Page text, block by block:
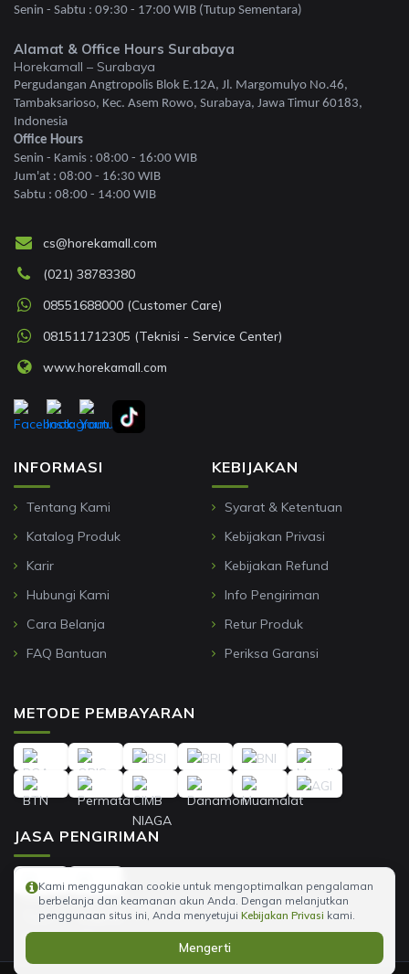
Senin - Sabtu : 09:30 - 17:00 WIB (Tutup Sementara)
Alamat & Office Hours Surabaya
Horekamall – Surabaya
Pergudangan Angtropolis Blok E.12A, Jl. Margomulyo No.46,
Tambaksarioso, Kec. Asem Rowo, Surabaya, Jawa Timur 60183,
Indonesia
Office Hours
Senin - Kamis : 08:00 - 16:00 WIB
Jum'at : 08:00 - 16:30 WIB
Sabtu : 08:00 - 14:00 WIB
INFORMASI
Tentang Kami
Katalog Produk
Karir
Hubungi Kami
Cara Belanja
FAQ Bantuan
KEBIJAKAN
Syarat & Ketentuan
Kebijakan Privasi
Kebijakan Refund
Info Pengiriman
Retur Produk
Periksa Garansi
cs@horekamall.com
(021) 38783380
08551688000 (Customer Care)
081511712305 (Teknisi - Service Center)
www.horekamall.com
METODE PEMBAYARAN
JASA PENGIRIMAN
Kami menggunakan cookie untuk mengoptimalkan pengalaman
berbelanja dan keamanan akun Anda. Dengan melanjutkan
penggunaan situs ini, Anda menyetujui Kebijakan Privasi kami.
Mengerti